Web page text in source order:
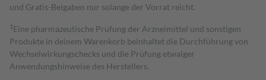
und Gratis-Beigaben nur solange der Vorrat reicht.
1 Eine pharmazeutische Prüfung der Arzneimittel und sonstigen
Produkte in deinem Warenkorb beinhaltet die Durchführung von
Wechselwirkungschecks und die Prüfung etwaiger
Anwendungshinweise des Herstellers.